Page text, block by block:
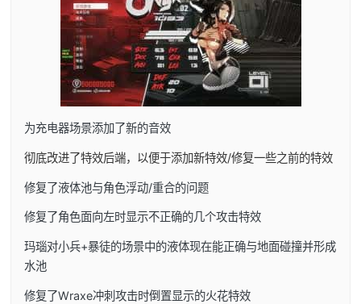
为充电器场景添加了新的音效
彻底改进了特效后端，以便于添加新特效/修复一些之前的特效
修复了液体池与角色浮动/重合的问题
修复了角色面向左时显示不正确的几个攻击特效
玛瑙对小兵+暴徒的场景中的液体现在能正确与地面碰撞并形成
水池
修复了Wraxe冲刺攻击时倒置显示的火花特效